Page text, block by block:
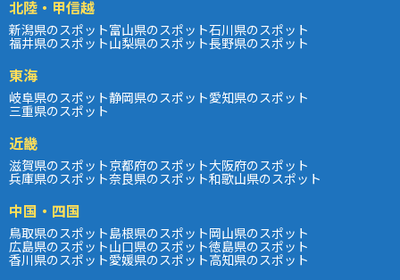
北陸・甲信越
新潟県のスポット富山県のスポット石川県のスポット
福井県のスポット山梨県のスポット長野県のスポット
東海
岐阜県のスポット静岡県のスポット愛知県のスポット
三重県のスポット
近畿
滋賀県のスポット京都府のスポット大阪府のスポット
兵庫県のスポット奈良県のスポット和歌山県のスポット
中国・四国
鳥取県のスポット島根県のスポット岡山県のスポット
広島県のスポット山口県のスポット徳島県のスポット
香川県のスポット愛媛県のスポット高知県のスポット